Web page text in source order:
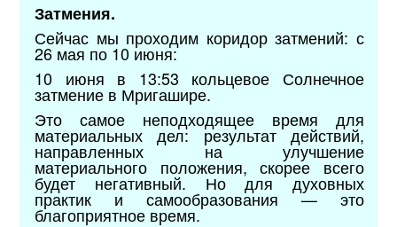
Затмения.
Сейчас мы проходим коридор затмений: с
26 мая по 10 июня:
10 июня в 13:53 кольцевое Солнечное
затмение в Мригашире.
Это самое неподходящее время для
материальных дел: результат действий,
направленных на улучшение
материального положения, скорее всего
будет негативный. Но для духовных
практик и самообразования — это
благоприятное время.